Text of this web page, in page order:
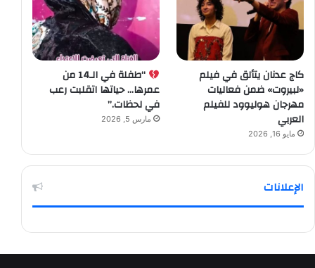
كاج عدنان يتألق في فيلم
«لبيروت» ضمن فعاليات
مهرجان هوليوود للفيلم
العربي
مايو 16, 2026
“طفلة في الـ14 من
عمرها… حياتها اتقلبت رعب
في لحظات.”
مارس 5, 2026
الإعلانات